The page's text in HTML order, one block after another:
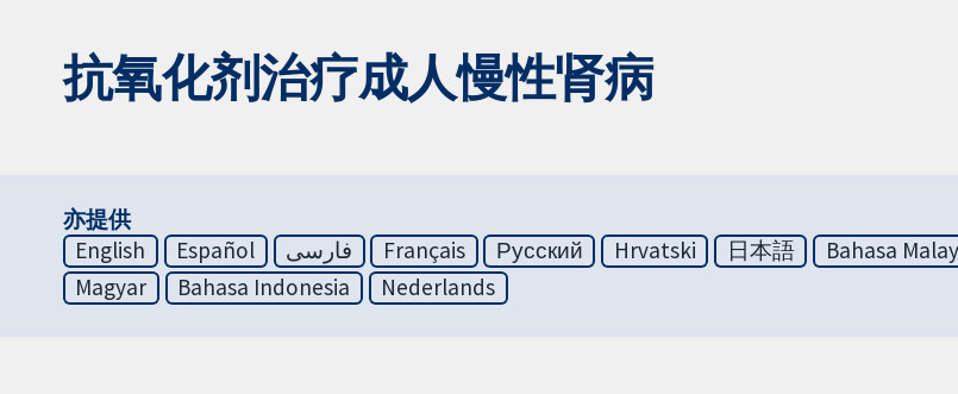
抗氧化剂治疗成人慢性肾病
亦提供
English
Español فارسی Français Русский Hrvatski 日本語 Bahasa
Magyar
Bahasa Indonesia Nederlands